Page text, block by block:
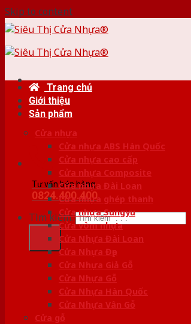
Skip to content
Tư vấn bán hàng
0824.400.400
Tìm kiếm:
Trang chủ
Giới thiệu
Sản phẩm
Cửa nhựa
Cửa nhựa ABS Hàn Quốc
Cửa nhựa cao cấp
Cửa nhựa Composite
Cửa nhựa Đài Loan
Cửa nhựa ghép thanh
Cửa nhựa Sungyu
Cửa vòm nhựa
Cửa Nhựa Đài Loan
Cửa Nhựa Đẹp
Cửa Nhựa Giả Gỗ
Cửa Nhựa Gỗ
Cửa Nhựa Hàn Quốc
Cửa Nhựa Vân Gỗ
Cửa gỗ